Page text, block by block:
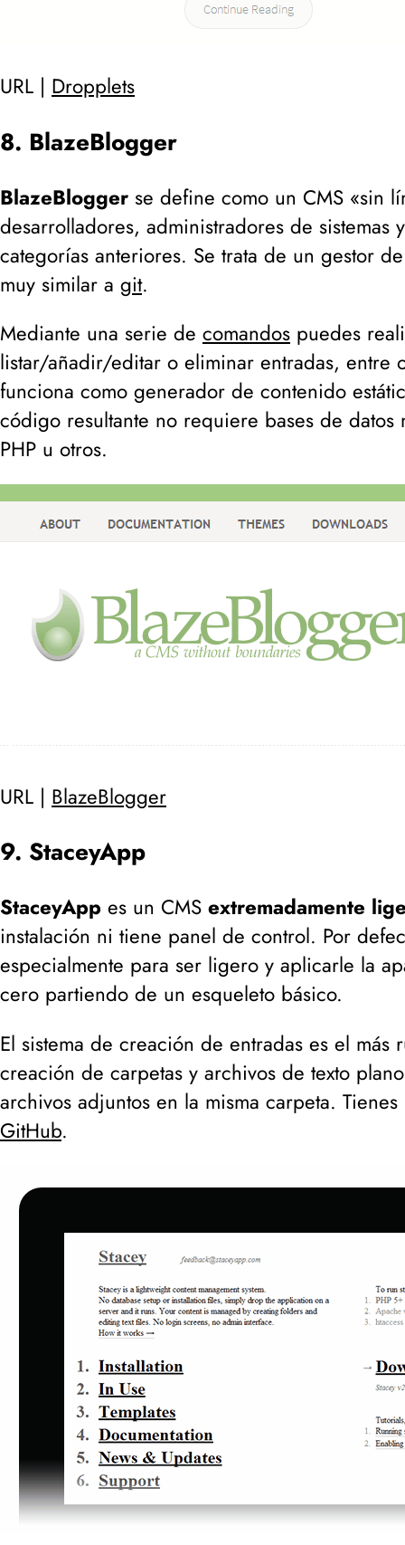
URL | Dropplets
8. BlazeBlogger
BlazeBlogger se define como un CMS «sin
desarrolladores, administradores de
categorías anteriores. Se trata de un gestor
muy similar a git.
Mediante una serie de comandos puedes
listar/añadir/editar o eliminar entradas, entre
funciona como generador de contenido
código resultante no requiere bases de
PHP u otros.
URL | BlazeBlogger
9. StaceyApp
StaceyApp es un CMS extremadamente
instalación ni tiene panel de control. Por
especialmente para ser ligero y aplicarle la
cero partiendo de un esqueleto básico.
El sistema de creación de entradas es el
creación de carpetas y archivos de texto
archivos adjuntos en la misma carpeta.
GitHub.